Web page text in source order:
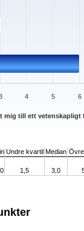
mig till ett
4 5 6
Undre kvartil Median
1,5 3,0